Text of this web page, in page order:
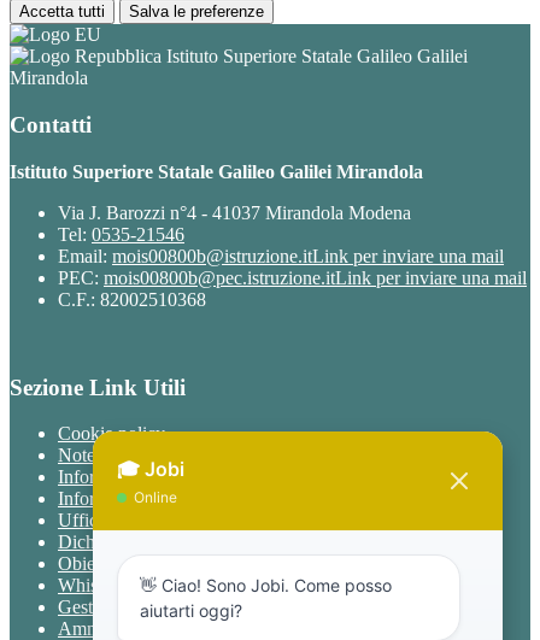
Accetta tutti Salva le preferenze
Istituto Superiore Statale Galileo Galilei
Mirandola
Contatti
Istituto Superiore Statale Galileo Galilei Mirandola
Via J. Barozzi n°4 - 41037 Mirandola Modena
Tel: 0535-21546
Email: mois00800b@istruzione.itLink per inviare una mail
PEC: mois00800b@pec.istruzione.itLink per inviare una mail
C.F.: 82002510368
Sezione Link Utili
Cookie policy
Note legali
Informativa Privacy
Informativa Privacy chatbot Jobi
Ufficio Relazioni con il Pubblico
Dichiarazione di accessibilità
Obiettivi di accessibilità
Whistleblowing
Gestione consensi cookie
Amministrazione trasparente